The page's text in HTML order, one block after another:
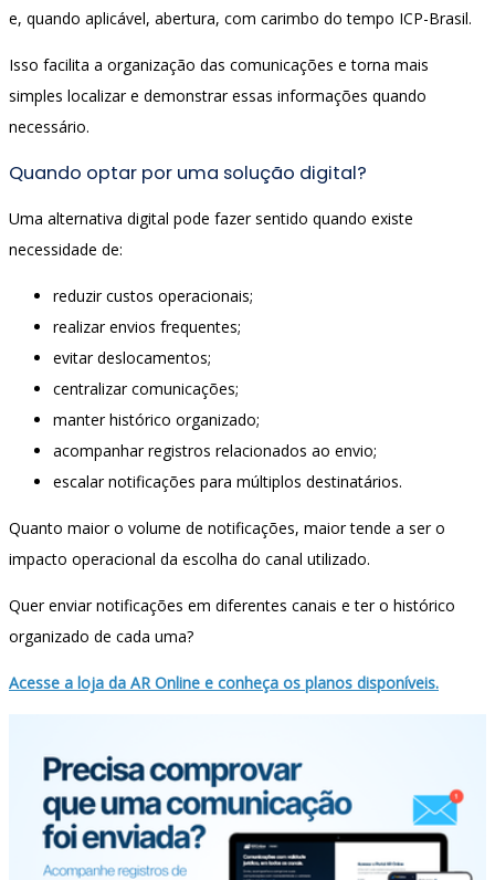
e, quando aplicável, abertura, com carimbo do tempo ICP-Brasil.
Isso facilita a organização das comunicações e torna mais
simples localizar e demonstrar essas informações quando
necessário.
Quando optar por uma solução digital?
Uma alternativa digital pode fazer sentido quando existe
necessidade de:
reduzir custos operacionais;
realizar envios frequentes;
evitar deslocamentos;
centralizar comunicações;
manter histórico organizado;
acompanhar registros relacionados ao envio;
escalar notificações para múltiplos destinatários.
Quanto maior o volume de notificações, maior tende a ser o
impacto operacional da escolha do canal utilizado.
Quer enviar notificações em diferentes canais e ter o histórico
organizado de cada uma?
Acesse a loja da AR Online e conheça os planos disponíveis.